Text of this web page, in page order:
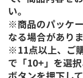
い。
※商品のパッケ
なる場合がありま
※11点以上、ご
で「10+」を選
ボタンを押下し